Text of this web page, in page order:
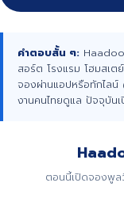
คำตอบสั้น ๆ:
สอร์ต โรงแรม โฮมสเต
จองผ่านแอปหรือทักไล
งานคนไทยดูแล ปัจจุบัน
ตอนนี้เปิดจองพูล